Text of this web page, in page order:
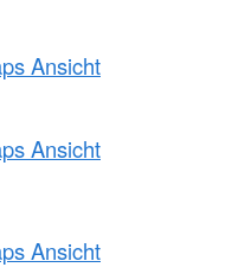
Ansicht
Ansicht
Ansicht